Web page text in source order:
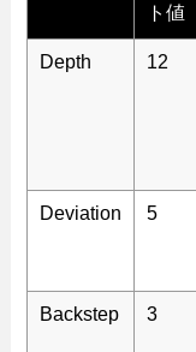
ト値
Depth 12
Deviation 5
Backstep 3